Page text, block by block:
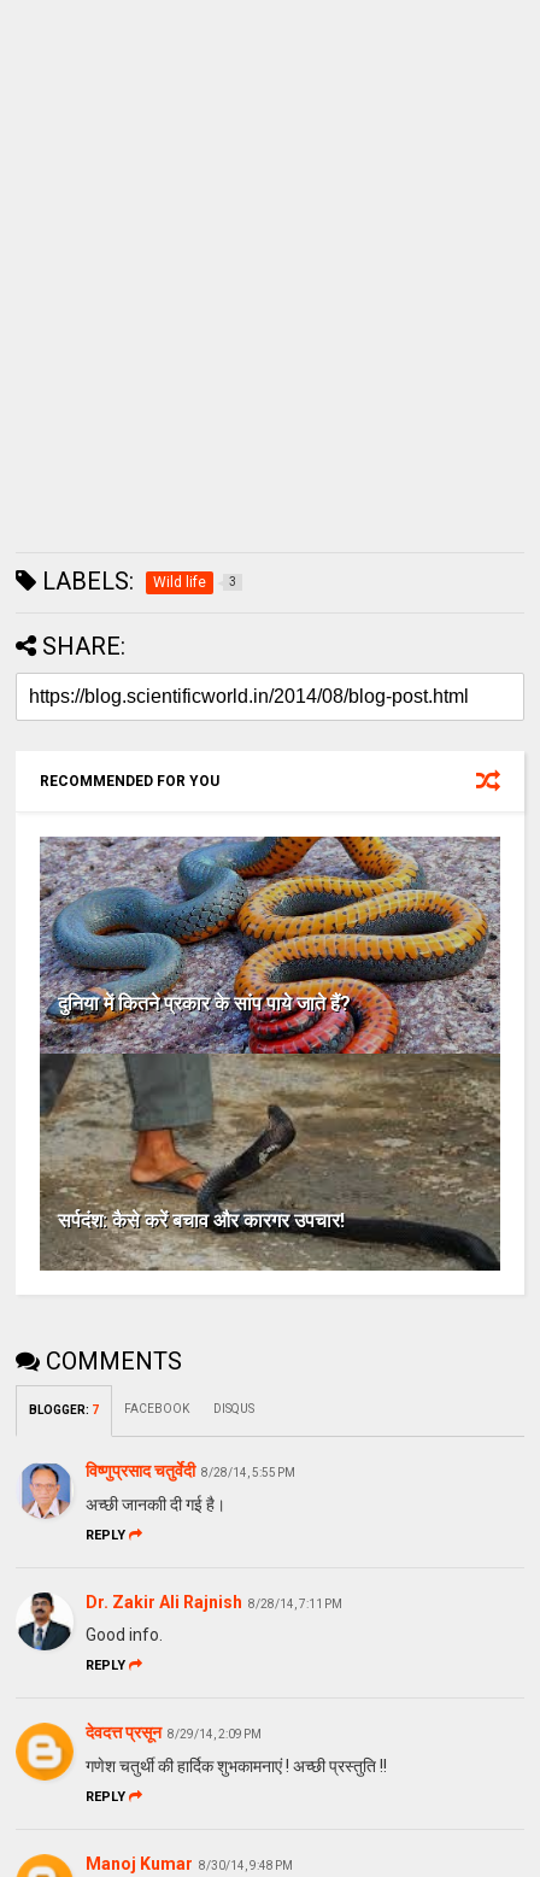
LABELS: Wild life 3
SHARE:
RECOMMENDED FOR YOU
दुनिया में कितने प्रकार के सांप पाये जाते हैं?
सर्पदंश: कैसे करें बचाव और कारगर उपचार!
COMMENTS
BLOGGER: 7 FACEBOOK DISQUS
विष्णुप्रसाद चतुर्वेदी 8/28/14, 5:55 PM
अच्छी जानकाी दी गई है।
REPLY
Dr. Zakir Ali Rajnish 8/28/14, 7:11 PM
Good info.
REPLY
देवदत्त प्रसून 8/29/14, 2:09 PM
गणेश चतुर्थी की हार्दिक शुभकामनाएं ! अच्छी प्रस्तुति !!
REPLY
Manoj Kumar 8/30/14, 9:48 PM